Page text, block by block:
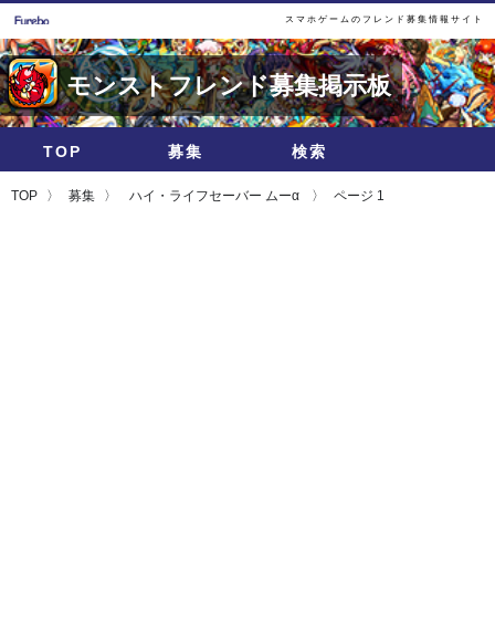
スマホゲームのフレンド募集情報サイト
モンストフレンド募集掲示板
TOP 募集 検索
TOP 募集 ハイ・ライフセーバー ムーα ページ 1